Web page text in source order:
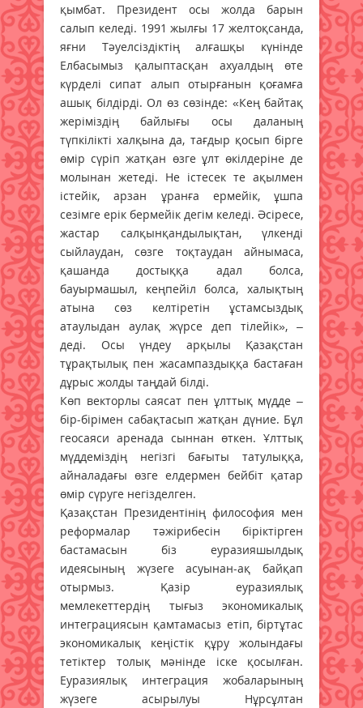
қымбат. Президент осы жолда барын
салып келеді. 1991 жылғы 17 желтоқсанда,
яғни Тәуелсіздіктің алғашқы күнінде
Елбасымыз қалыптасқан ахуалдың өте
күрделі сипат алып отырғанын қоғамға
ашық білдірді. Ол өз сөзінде: «Кең байтақ
жеріміздің байлығы осы даланың
түпкілікті халқына да, тағдыр қосып бірге
өмір сүріп жатқан өзге ұлт өкілдеріне де
молынан жетеді. Не істесек те ақылмен
істейік, арзан ұранға ермейік, ұшпа
сезімге ерік бермейік дегім келеді. Әсіресе,
жастар салқынқандылықтан, үлкенді
сыйлаудан, сөзге тоқтаудан айнымаса,
қашанда достыққа адал болса,
бауырмашыл, кеңпейіл болса, халықтың
атына сөз келтіретін ұстамсыздық
атаулыдан аулақ жүрсе деп тілейік», –
деді. Осы үндеу арқылы Қазақстан
тұрақтылық пен жасампаздыққа бастаған
дұрыс жолды таңдай білді.
Көп векторлы саясат пен ұлттық мүдде –
бір-бірімен сабақтасып жатқан дүние. Бұл
геосаяси аренада сыннан өткен. Ұлттық
мүддеміздің негізгі бағыты татулыққа,
айналадағы өзге елдермен бейбіт қатар
өмір сүруге негізделген.
Қазақстан Президентінің философия мен
реформалар тәжірибесін біріктірген
бастамасын біз еуразияшылдық
идеясының жүзеге асуынан-ақ байқап
отырмыз. Қазір еуразиялық
мемлекеттердің тығыз экономикалық
интеграциясын қамтамасыз етіп, біртұтас
экономикалық кеңістік құру жолындағы
тетіктер толық мәнінде іске қосылған.
Еуразиялық интеграция жобаларының
жүзеге асырылуы Нұрсұлтан